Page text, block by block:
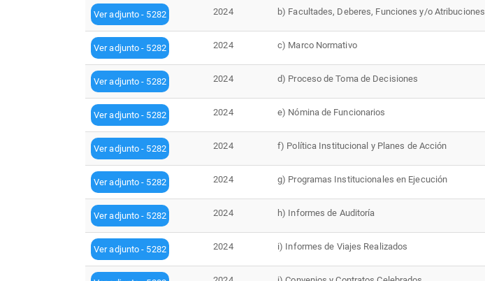
Ver adjunto - 5282 2024 b) Facultades, Deberes, Funciones y/o Atribuciones
Ver adjunto - 5282 2024 c) Marco Normativo
Ver adjunto - 5282 2024 d) Proceso de Toma de Decisiones
Ver adjunto - 5282 2024 e) Nómina de Funcionarios
Ver adjunto - 5282 2024 f) Política Institucional y Planes de Acción
Ver adjunto - 5282 2024 g) Programas Institucionales en Ejecución
Ver adjunto - 5282 2024 h) Informes de Auditoría
Ver adjunto - 5282 2024 i) Informes de Viajes Realizados